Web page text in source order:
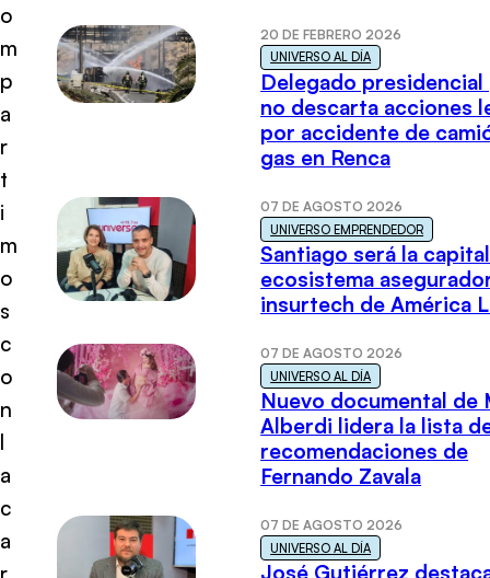
o
m
p
a
r
t
i
m
o
s
c
o
n
l
a
c
a
20 DE FEBRERO 2026
UNIVERSO AL DÍA
Delegado presidencial
no descarta acciones
por accidente de
gas en Renca
07 DE AGOSTO 2026
UNIVERSO EMPRENDEDOR
Santiago será la
ecosistema
insurtech de América
07 DE AGOSTO 2026
UNIVERSO AL DÍA
Nuevo documental de
Alberdi lidera la lista
recomendaciones de
Fernando Zavala
07 DE AGOSTO 2026
UNIVERSO AL DÍA